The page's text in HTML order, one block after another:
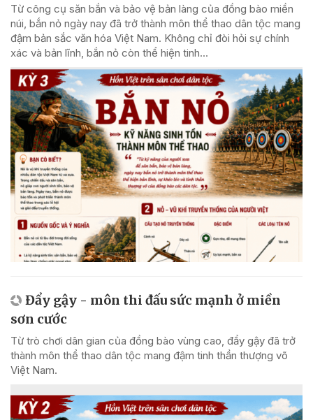
Từ công cụ săn bắn và bảo vệ bản làng của đồng bào miền
núi, bắn nỏ ngày nay đã trở thành môn thể thao dân tộc mang
đậm bản sắc văn hóa Việt Nam. Không chỉ đòi hỏi sự chính
xác và bản lĩnh, bắn nỏ còn thể hiện tinh...
Đẩy gậy - môn thi đấu sức mạnh ở miền
sơn cước
Từ trò chơi dân gian của đồng bào vùng cao, đẩy gậy đã trở
thành môn thể thao dân tộc mang đậm tinh thần thượng võ
Việt Nam.